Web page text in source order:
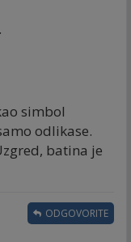
simbol
odlikase.
batina je
ODGOVORITE